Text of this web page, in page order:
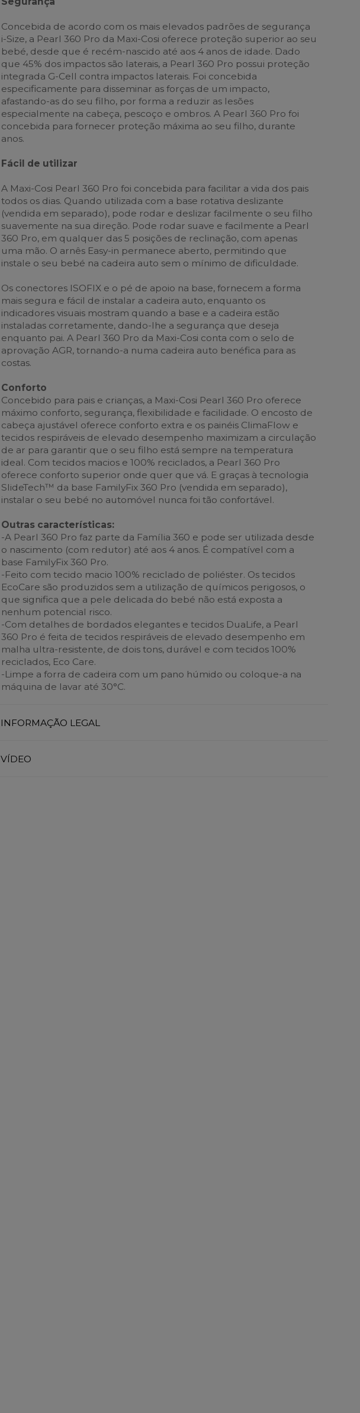
Concebida de acordo com os mais elevados padrões de segurança
i-Size, a Pearl 360 Pro da Maxi-Cosi oferece proteção superior ao seu
bebé, desde que é recém-nascido até aos 4 anos de idade. Dado
que 45% dos impactos são laterais, a Pearl 360 Pro possui proteção
integrada G-Cell contra impactos laterais. Foi concebida
especificamente para disseminar as forças de um impacto,
afastando-as do seu filho, por forma a reduzir as lesões
especialmente na cabeça, pescoço e ombros. A Pearl 360 Pro foi
concebida para fornecer proteção máxima ao seu filho, durante
anos.
Fácil de utilizar
A Maxi-Cosi Pearl 360 Pro foi concebida para facilitar a vida dos pais
todos os dias. Quando utilizada com a base rotativa deslizante
(vendida em separado), pode rodar e deslizar facilmente o seu filho
suavemente na sua direção. Pode rodar suave e facilmente a Pearl
360 Pro, em qualquer das 5 posições de reclinação, com apenas
uma mão. O arnês Easy-in permanece aberto, permitindo que
instale o seu bebé na cadeira auto sem o mínimo de dificuldade.
Os conectores ISOFIX e o pé de apoio na base, fornecem a forma
mais segura e fácil de instalar a cadeira auto, enquanto os
indicadores visuais mostram quando a base e a cadeira estão
instaladas corretamente, dando-lhe a segurança que deseja
enquanto pai. A Pearl 360 Pro da Maxi-Cosi conta com o selo de
aprovação AGR, tornando-a numa cadeira auto benéfica para as
costas.
Conforto
Concebido para pais e crianças, a Maxi-Cosi Pearl 360 Pro oferece
máximo conforto, segurança, flexibilidade e facilidade. O encosto de
cabeça ajustável oferece conforto extra e os painéis ClimaFlow e
tecidos respiráveis de elevado desempenho maximizam a circulação
de ar para garantir que o seu filho está sempre na temperatura
ideal. Com tecidos macios e 100% reciclados, a Pearl 360 Pro
oferece conforto superior onde quer que vá. E graças à tecnologia
SlideTech™ da base FamilyFix 360 Pro (vendida em separado),
instalar o seu bebé no automóvel nunca foi tão confortável.
Outras características:
-A Pearl 360 Pro faz parte da Família 360 e pode ser utilizada desde
o nascimento (com redutor) até aos 4 anos. É compatível com a
base FamilyFix 360 Pro.
-Feito com tecido macio 100% reciclado de poliéster. Os tecidos
EcoCare são produzidos sem a utilização de químicos perigosos, o
que significa que a pele delicada do bebé não está exposta a
nenhum potencial risco.
-Com detalhes de bordados elegantes e tecidos DuaLife, a Pearl
360 Pro é feita de tecidos respiráveis de elevado desempenho em
malha ultra-resistente, de dois tons, durável e com tecidos 100%
reciclados, Eco Care.
-Limpe a forra de cadeira com um pano húmido ou coloque-a na
máquina de lavar até 30°C.
INFORMAÇÃO LEGAL
VÍDEO